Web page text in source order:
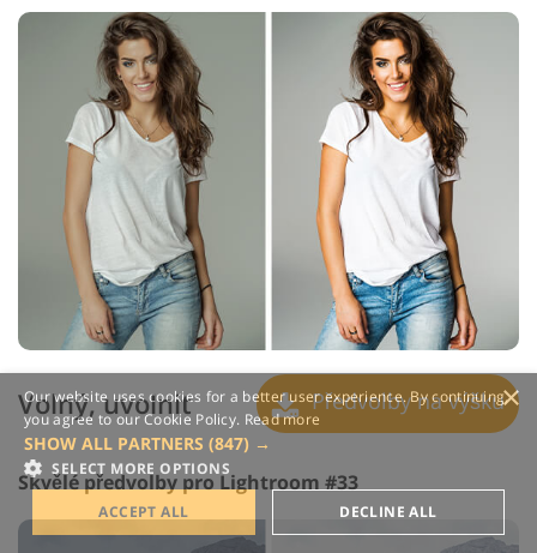
Volný, uvolnit Předvolby na výšku
Skvělé předvolby pro Lightroom #33
×
Our website uses cookies for a better user experience. By continuing,
you agree to our Cookie Policy. Read more
SHOW ALL PARTNERS (847) →
SELECT MORE OPTIONS
ACCEPT ALL DECLINE ALL